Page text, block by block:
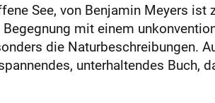
See, von Benjamin Meyers
mit einem
die Naturbeschreibungen.
unterhaltendes Buch,